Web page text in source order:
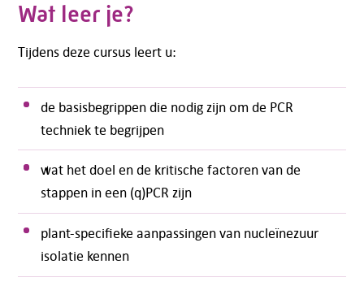
Wat leer je?
Tijdens deze cursus leert u:
de basisbegrippen die nodig zijn om de PCR
techniek te begrijpen
wat het doel en de kritische factoren van de
stappen in een (q)PCR zijn
plant-specifieke aanpassingen van nucleïnezuur
isolatie kennen